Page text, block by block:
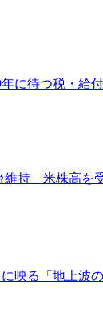
に待つ税・給
維持 米株高を
映る「地上波の